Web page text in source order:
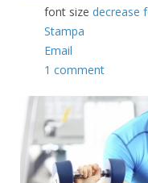
font size decrease
Stampa
Email
1 comment